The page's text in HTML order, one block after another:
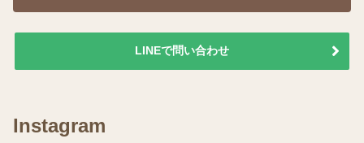
LINEで問い合わせ
Instagram